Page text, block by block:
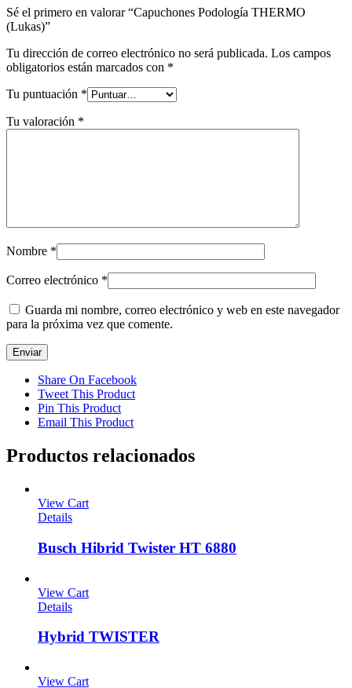
Sé el primero en valorar “Capuchones Podología THERMO
(Lukas)”
Tu dirección de correo electrónico no será publicada. Los campos
obligatorios están marcados con *
Tu puntuación *
Tu valoración *
Nombre *
Correo electrónico *
Guarda mi nombre, correo electrónico y web en este navegador
para la próxima vez que comente.
Share On Facebook
Tweet This Product
Pin This Product
Email This Product
Productos relacionados
View Cart
Details
Busch Hibrid Twister HT 6880
View Cart
Details
Hybrid TWISTER
View Cart